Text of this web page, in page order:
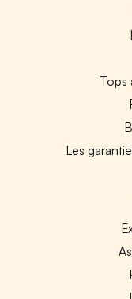
Tops
Les